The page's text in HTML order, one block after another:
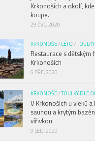
Krkonoších a okolí,
koupe.
29 ČVC, 2020
KRKONOŠE/LÉTO/
Restaurace s dětským
Krkonoších
6 BŘE, 2020
KRKONOŠE/TOULKY DLE
V Krkonoších u vleků a
saunou a krytým
vířivkou
9 LED, 2020